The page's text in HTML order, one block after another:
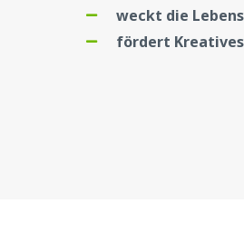
weckt die
fördert